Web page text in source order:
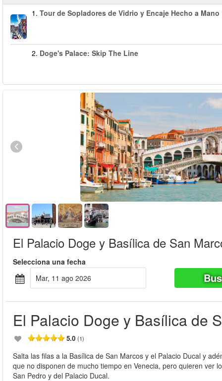
1. Tour de Sopladores de Vidrio y Encaje Hecho a Mano
2. Doge's Palace: Skip The Line
El Palacio Doge y Basílica de San
Selecciona una fecha
mar, 11 ago 2026
El Palacio Doge y Basílica de
5.0 (1)
Salta las filas a la Basílica de San Marcos y el Palacio Ducal y
que no disponen de mucho tiempo en Venecia, pero quieren ver
San Pedro y del Palacio Ducal.